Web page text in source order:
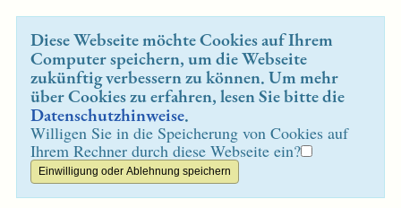
Diese Webseite möchte Cookies auf Ihrem
Computer speichern, um die Webseite
zukünftig verbessern zu können. Um mehr
über Cookies zu erfahren, lesen Sie bitte die
Datenschutzhinweise.
Willigen Sie in die Speicherung von Cookies auf
Ihrem Rechner durch diese Webseite ein?